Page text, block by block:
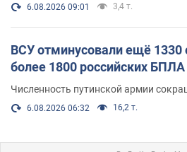
6.08.2026 09:01 3,4 т.
ВСУ отминусовали ещё 1330
более 1800 российских
Численность путинской армии
6.08.2026 06:32 16,2 т.